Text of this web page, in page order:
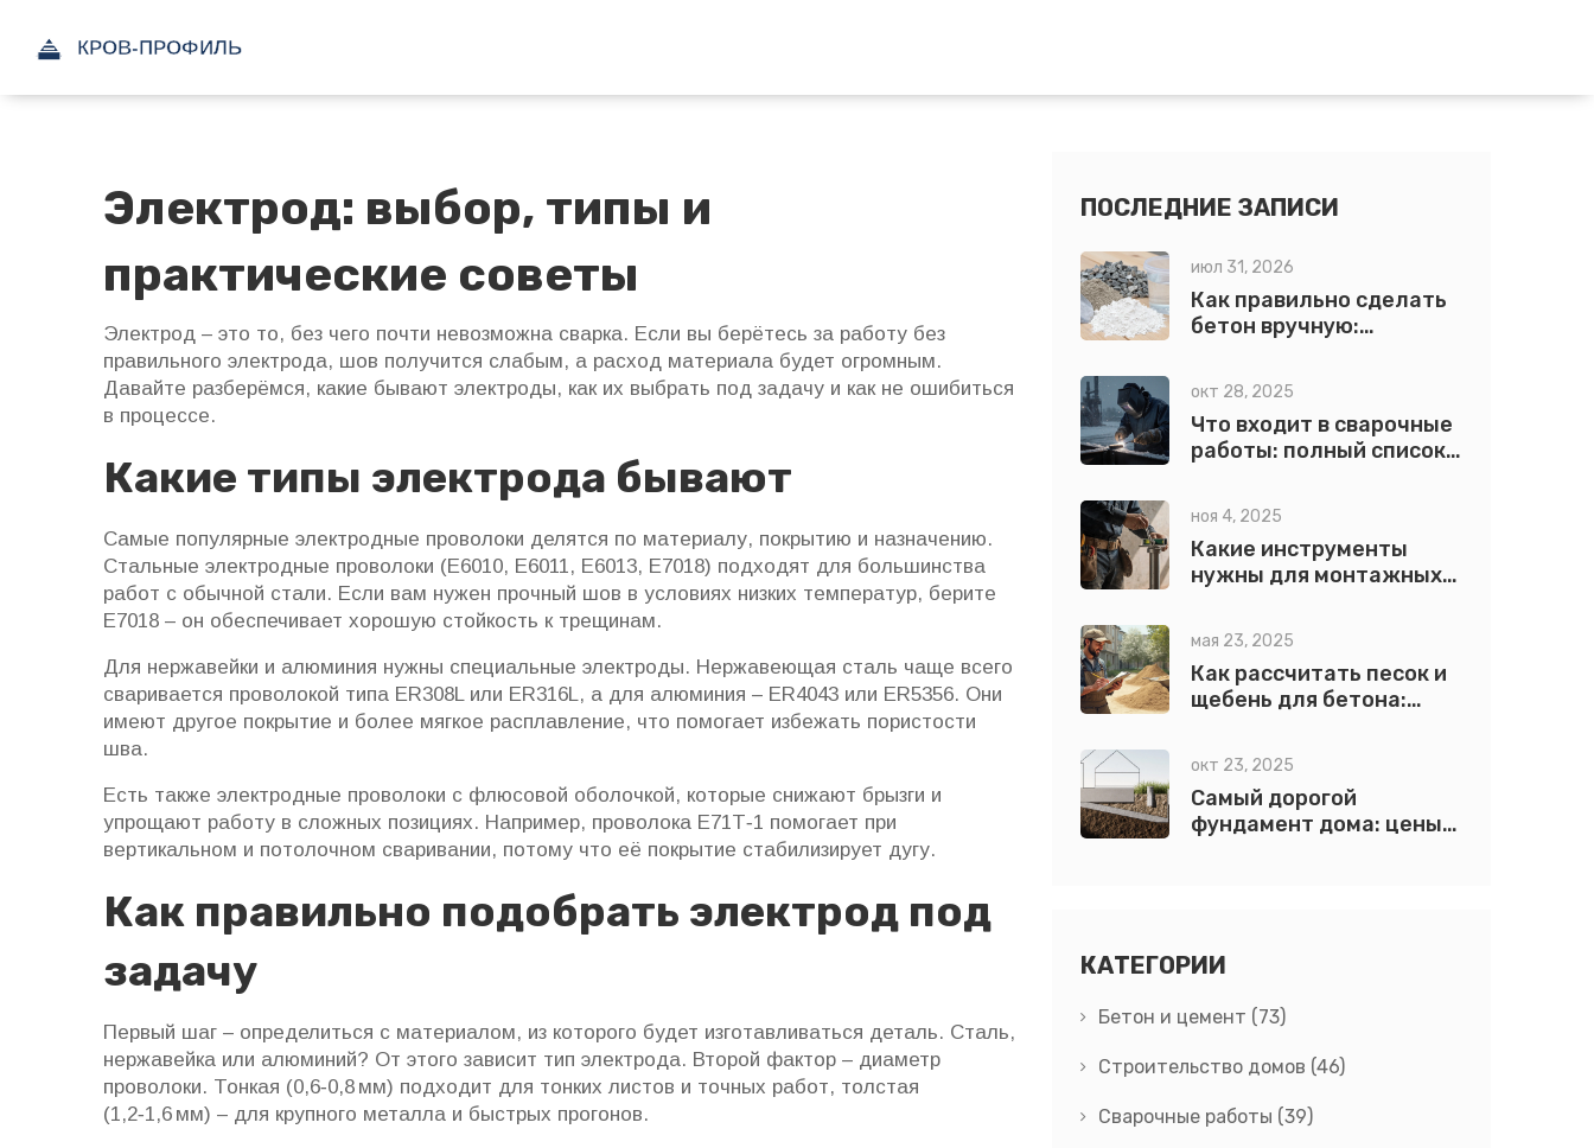
Электрод: выбор, типы и
практические советы
Электрод – это то, без чего почти невозможна сварка. Если вы берётесь за работу без
правильного электрода, шов получится слабым, а расход материала будет огромным.
Давайте разберёмся, какие бывают электроды, как их выбрать под задачу и как не ошибиться
в процессе.
Какие типы электрода бывают
Самые популярные электродные проволоки делятся по материалу, покрытию и назначению.
Стальные электродные проволоки (E6010, E6011, E6013, E7018) подходят для большинства
работ с обычной стали. Если вам нужен прочный шов в условиях низких температур, берите
E7018 – он обеспечивает хорошую стойкость к трещинам.
Для нержавейки и алюминия нужны специальные электроды. Нержавеющая сталь чаще всего
сваривается проволокой типа ER308L или ER316L, а для алюминия – ER4043 или ER5356. Они
имеют другое покрытие и более мягкое расплавление, что помогает избежать пористости
шва.
Есть также электродные проволоки с флюсовой оболочкой, которые снижают брызги и
упрощают работу в сложных позициях. Например, проволока E71T‑1 помогает при
вертикальном и потолочном сваривании, потому что её покрытие стабилизирует дугу.
Как правильно подобрать электрод под
задачу
Первый шаг – определиться с материалом, из которого будет изготавливаться деталь. Сталь,
нержавейка или алюминий? От этого зависит тип электрода. Второй фактор – диаметр
проволоки. Тонкая (0,6‑0,8 мм) подходит для тонких листов и точных работ, толстая
(1,2‑1,6 мм) – для крупного металла и быстрых прогонов.
ПОСЛЕДНИЕ ЗАПИСИ
июл 31, 2026
Как правильно сделать
бетон вручную:
и секреты качества
окт 28, 2025
Что входит в сварочные
работы: полный список
инструментов
ноя 4, 2025
Какие инструменты
нужны для монтажных
для профессионалов
мая 23, 2025
Как рассчитать песок и
щебень для бетона:
советы
окт 23, 2025
Самый дорогой
фундамент дома: цены,
КАТЕГОРИИ
Бетон и цемент (73)
Строительство домов (46)
Сварочные работы (39)